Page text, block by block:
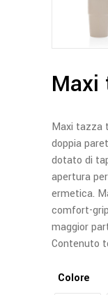
Maxi
Maxi tazza
doppia
dotato di
apertura
ermetica.
comfort-
maggior
Contenuto
Colore